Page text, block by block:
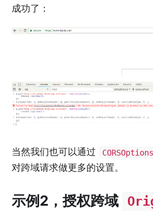
成功了：
当然我们也可以通过 CORSOptions
对跨域请求做更多的设置。
示例2，授权跨域